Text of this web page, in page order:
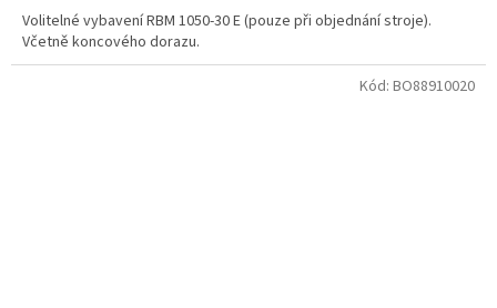
Volitelné vybavení RBM 1050-30 E (pouze při objednání stroje).
Včetně koncového dorazu.
Kód: BO88910020